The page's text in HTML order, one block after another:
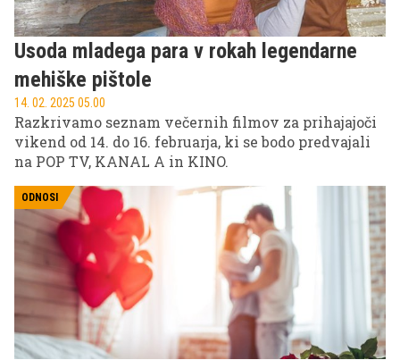
Usoda mladega para v rokah legendarne
mehiške pištole
14. 02. 2025 05.00
Razkrivamo seznam večernih filmov za prihajajoči
vikend od 14. do 16. februarja, ki se bodo predvajali
na POP TV, KANAL A in KINO.
ODNOSI